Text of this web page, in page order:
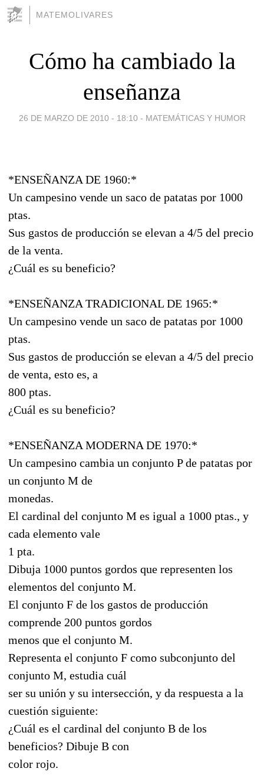
MATEMOLIVARES
Cómo ha cambiado la
enseñanza
26 DE MARZO DE 2010 - 18:10 - MATEMÁTICAS Y HUMOR
*ENSEÑANZA DE 1960:*
Un campesino vende un saco de patatas por 1000
ptas.
Sus gastos de producción se elevan a 4/5 del precio
de la venta.
¿Cuál es su beneficio?
*ENSEÑANZA TRADICIONAL DE 1965:*
Un campesino vende un saco de patatas por 1000
ptas.
Sus gastos de producción se elevan a 4/5 del precio
de venta, esto es, a
800 ptas.
¿Cuál es su beneficio?
*ENSEÑANZA MODERNA DE 1970:*
Un campesino cambia un conjunto P de patatas por
un conjunto M de
monedas.
El cardinal del conjunto M es igual a 1000 ptas., y
cada elemento vale
1 pta.
Dibuja 1000 puntos gordos que representen los
elementos del conjunto M.
El conjunto F de los gastos de producción
comprende 200 puntos gordos
menos que el conjunto M.
Representa el conjunto F como subconjunto del
conjunto M, estudia cuál
ser su unión y su intersección, y da respuesta a la
cuestión siguiente:
¿Cuál es el cardinal del conjunto B de los
beneficios? Dibuje B con
color rojo.